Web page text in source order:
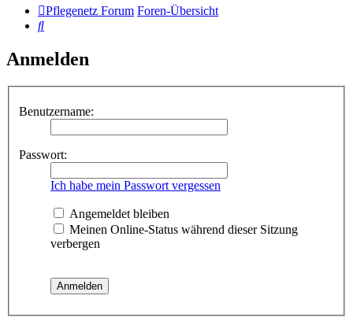
Pflegenetz Forum Foren-Übersicht
Suche
Anmelden
Benutzername:
Passwort:
Ich habe mein Passwort vergessen
Angemeldet bleiben
Meinen Online-Status während dieser Sitzung
verbergen